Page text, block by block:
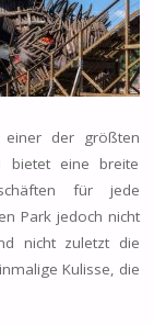
einer der größten
bietet eine breite
für jede
Park jedoch nicht
nicht zuletzt die
Kulisse, die